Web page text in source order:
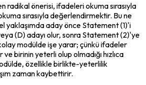
radikal önerisi, ifadeleri okuma sırasıyla
sırasıyla değerlendirmektir. Bu ne
yaklaşımda aday önce Statement (1)'i
(D) adayı olur, sonra Statement (2)'ye
modülde işe yarar; çünkü ifadeler
ve birinin yeterli olup olmadığı hızlıca
özellikle birlikte-yeterlilik
zaman kaybettirir.